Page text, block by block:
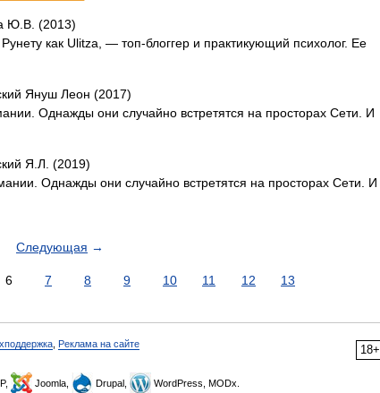
Ю.В. (2013)
как Ulitza, — топ-блоггер и практикующий психолог. Ее
Януш Леон (2017)
Однажды они случайно встретятся на просторах Сети. И
Я.Л. (2019)
Однажды они случайно встретятся на просторах Сети. И
Следующая →
6 7 8 9 10 11 12 13
18+
Реклама на сайте
Joomla, Drupal, WordPress, MODx.